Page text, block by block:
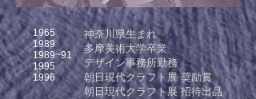
1965
1989
1989~91
1995
1996
神奈川県生まれ
多摩美術大学卒業
デザイン事務所勤務
朝日現代クラフト展 奨励賞
朝日現代クラフト展 招待出品